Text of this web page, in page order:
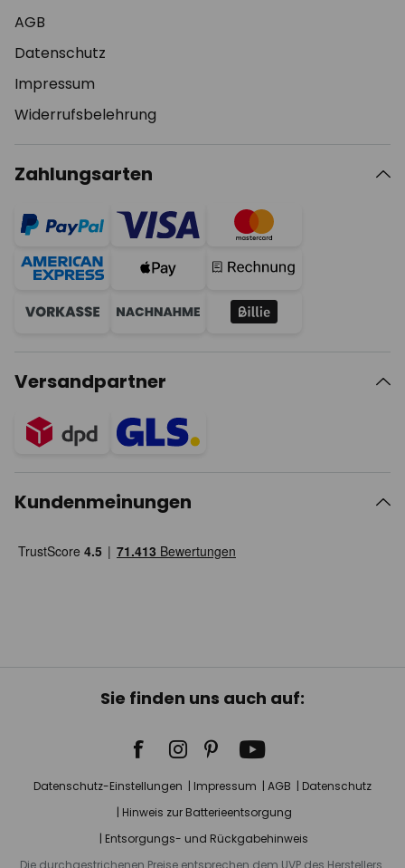
AGB
Datenschutz
Impressum
Widerrufsbelehrung
Zahlungsarten
Versandpartner
Kundenmeinungen
Sie finden uns auch auf:
Datenschutz-Einstellungen Impressum AGB
Datenschutz
Hinweis zur Batterieentsorgung
Entsorgungs- und Rückgabehinweis
Die durchgestrichenen Preise entsprechen dem UVP des Herstellers.